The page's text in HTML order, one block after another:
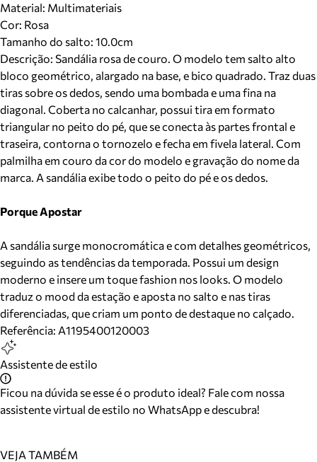
Material: Multimateriais
Cor: Rosa
Tamanho do salto: 10.0cm
Descrição: Sandália rosa de couro. O modelo tem salto alto
bloco geométrico, alargado na base, e bico quadrado. Traz duas
tiras sobre os dedos, sendo uma bombada e uma fina na
diagonal. Coberta no calcanhar, possui tira em formato
triangular no peito do pé, que se conecta às partes frontal e
traseira, contorna o tornozelo e fecha em fivela lateral. Com
palmilha em couro da cor do modelo e gravação do nome da
marca. A sandália exibe todo o peito do pé e os dedos.
Porque Apostar
A sandália surge monocromática e com detalhes geométricos,
seguindo as tendências da temporada. Possui um design
moderno e insere um toque fashion nos looks. O modelo
traduz o mood da estação e aposta no salto e nas tiras
diferenciadas, que criam um ponto de destaque no calçado.
Referência: A1195400120003
Assistente de estilo
Ficou na dúvida se esse é o produto ideal? Fale com nossa
assistente virtual de estilo no WhatsApp e descubra!
VEJA TAMBÉM